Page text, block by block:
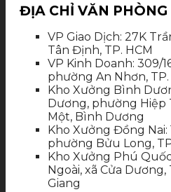
ĐỊA CHỈ VĂN PHÒNG
VP Giao Dịch: 27K
Tân Định, TP. HCM
VP Kinh Doanh: 309/
phường An Nhơn, TP.
Kho Xưởng Bình
Dương, phường Hiệp
Một, Bình Dương
Kho Xưởng Đồng
phường Bửu Long,
Kho Xưởng Phú
Ngoài, xã Cửa
Giang